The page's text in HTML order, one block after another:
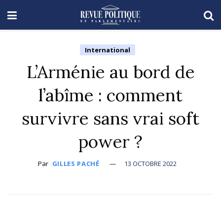
International
L’Arménie au bord de
l’abîme : comment
survivre sans vrai soft
power ?
Par GILLES PACHÉ 13 OCTOBRE 2022